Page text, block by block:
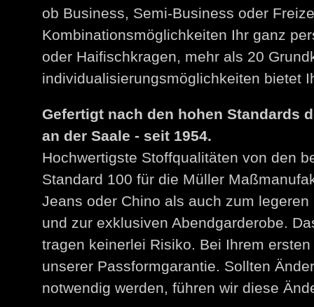
ob Business, Semi-Business oder
Kombinationsmöglichkeiten Ihr ganz
oder Haifischkragen, mehr als 20
individualisierungsmöglichkeiten bietet
Gefertigt nach den hohen Standards
an der Saale - seit 1954.
Hochwertigste Stoffqualitäten von den
Standard 100 für die Müller
Jeans oder Chino als auch zum
und zur exklusiven Abendgarderobe.
tragen keinerlei Risiko. Bei Ihrem
unserer Passformgarantie. Sollten
notwendig werden, führen wir diese